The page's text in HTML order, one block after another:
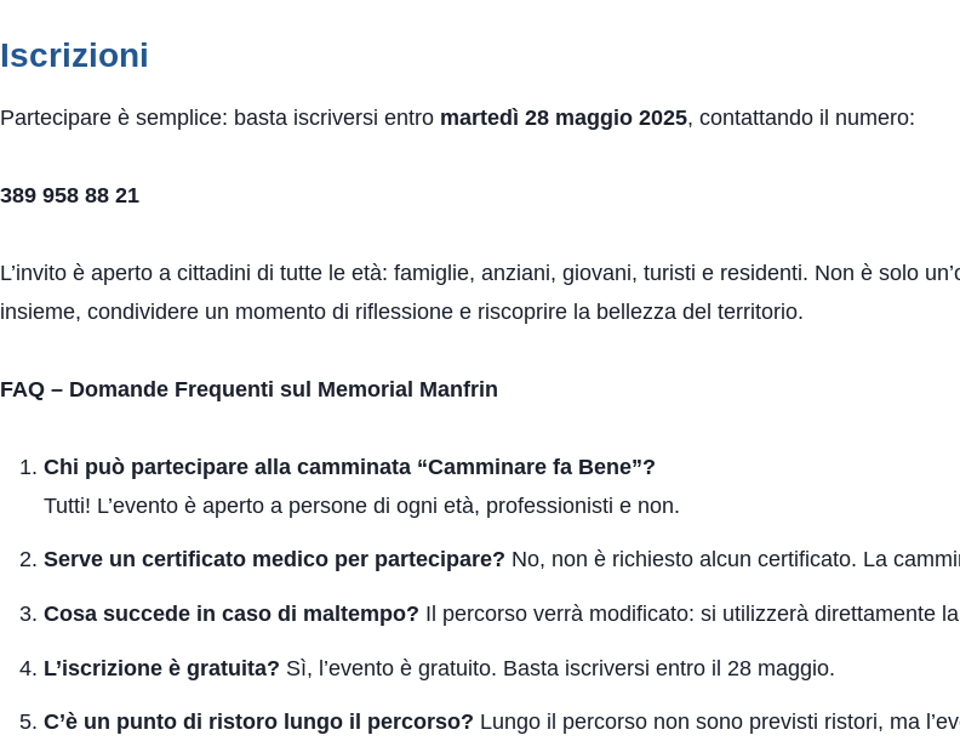
Iscrizioni
Partecipare è semplice: basta iscriversi entro martedì 28 maggio 2025, contattando il numero:
389 958 88 21
L’invito è aperto a cittadini di tutte le età: famiglie, anziani, giovani, turisti e residenti. Non è solo
insieme, condividere un momento di riflessione e riscoprire la bellezza del territorio.
FAQ – Domande Frequenti sul Memorial Manfrin
Chi può partecipare alla camminata “Camminare fa Bene”?
Tutti! L’evento è aperto a persone di ogni età, professionisti e non.
Serve un certificato medico per partecipare? No, non è richiesto alcun certificato. La
Cosa succede in caso di maltempo? Il percorso verrà modificato: si utilizzerà direttamente
L’iscrizione è gratuita? Sì, l’evento è gratuito. Basta iscriversi entro il 28 maggio.
C’è un punto di ristoro lungo il percorso? Lungo il percorso non sono previsti ristori, ma